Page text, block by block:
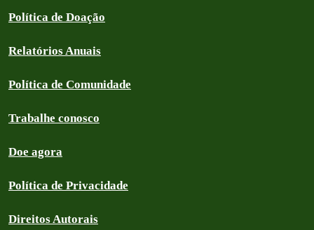
Política de Doação
Relatórios Anuais
Política de Comunidade
Trabalhe conosco
Doe agora
Política de Privacidade
Direitos Autorais